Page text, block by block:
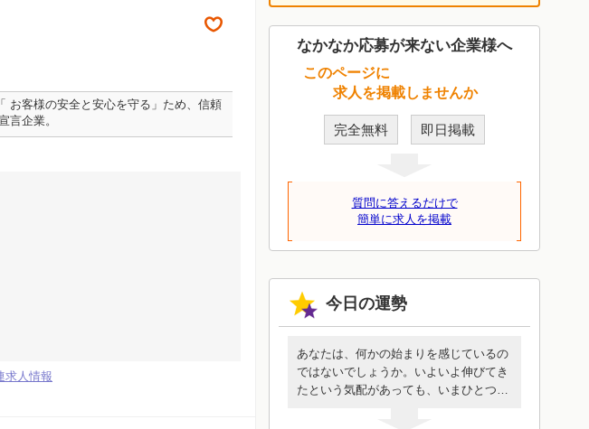
お客様の安全と安心を守る」ため、信頼
言企業。
求人情報
なかなか応募が来ない企業様へ
このページに
求人を掲載しませんか
完全無料 即日掲載
質問に答えるだけで
簡単に求人を掲載
今日の運勢
あなたは、何かの始まりを感じているの
ではないでしょうか。いよいよ伸びてき
たという気配があっても、いまひとつ乗